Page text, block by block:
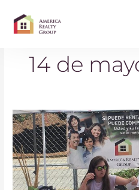
14 de
La
Raza
Fest
2017